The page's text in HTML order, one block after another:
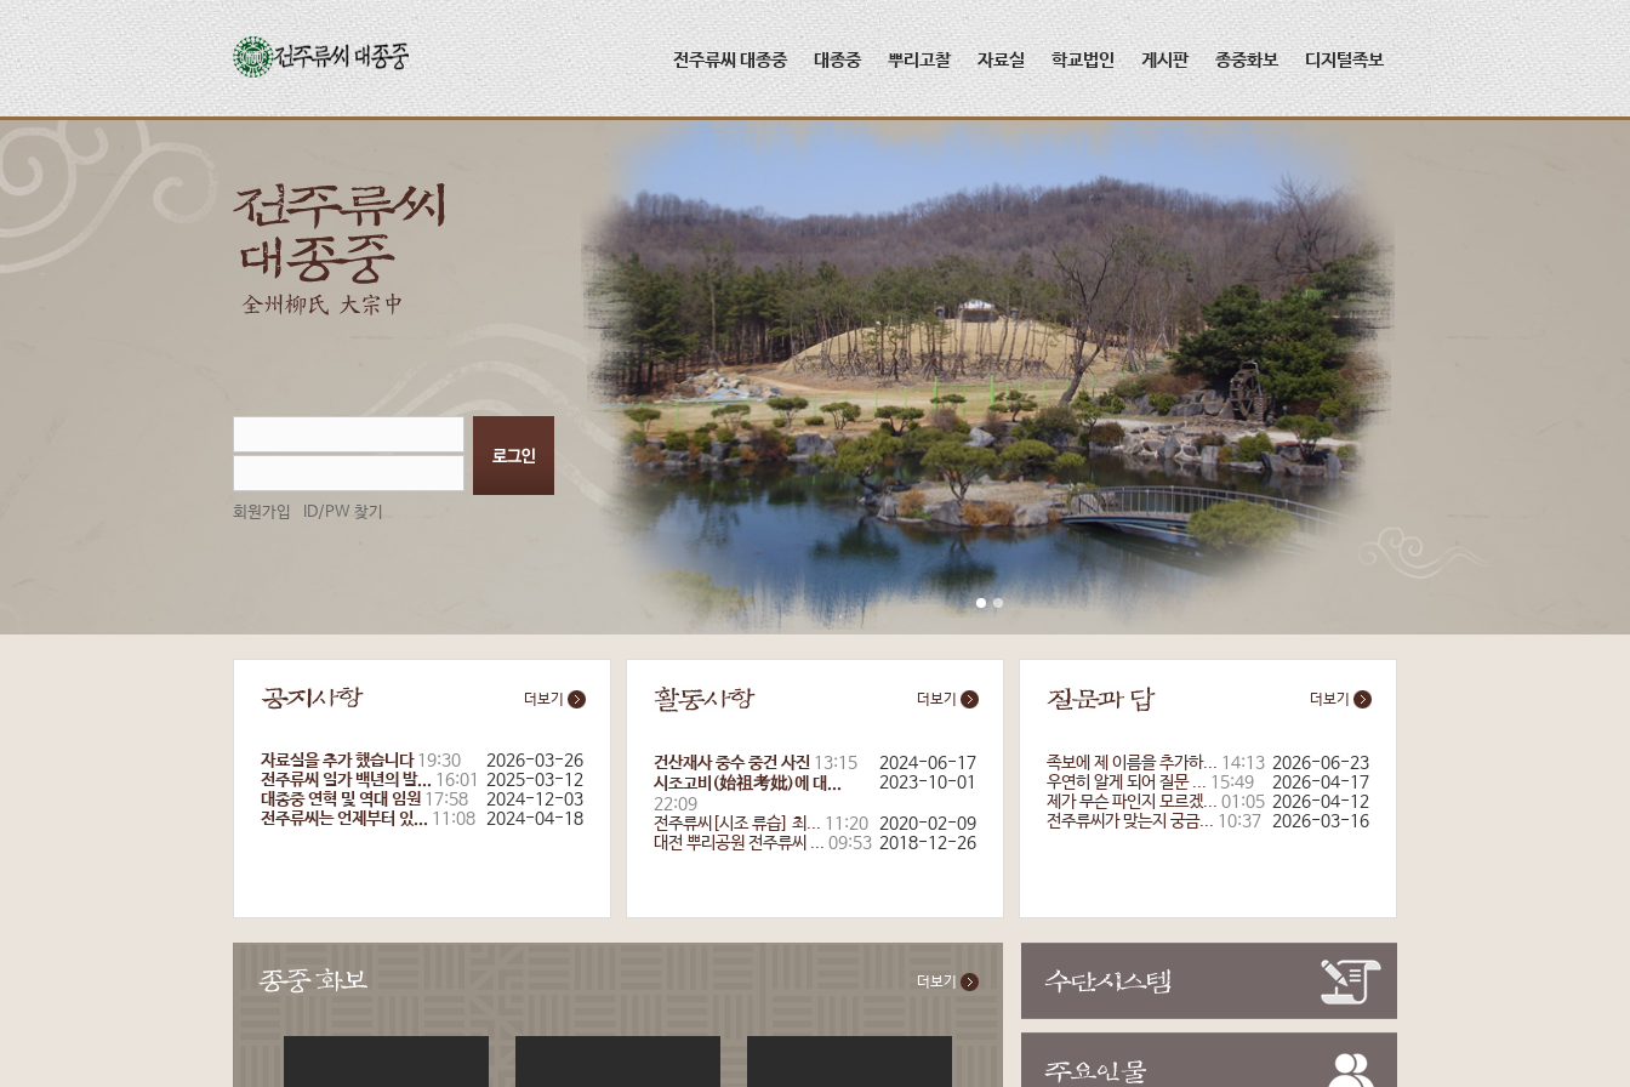
메뉴 건너뛰기
전주류씨 대종중 대종중 뿌리고찰 자료실 학교법인 게시판 종중화보 디지털족보
회원가입 ID/PW 찾기
자료실을 추가 했습니다 2026-03-26
19:30
전주류씨 일가 백년의 발...
2025-03-12
16:01
대종중 연혁 및 역대 임원
2024-12-03
17:58
전주류씨는 언제부터 있...
2024-04-18
11:08
더보기
건산재사 중수 중건 사진 2024-06-17
13:15
시조고비(始祖考妣)에 대...
2023-10-01
22:09
전주류씨[시조 류습] 최...
2020-02-09
11:20
대전 뿌리공원 전주류씨 ...
2018-12-26
09:53
더보기
족보에 제 이름을 추가하... 2026-06-23
14:13
우연히 알게 되어 질문 ...
2026-04-17
15:49
제가 무슨 파인지 모르겠...
2026-04-12
01:05
전주류씨가 맞는지 궁금...
2026-03-16
10:37
더보기
더보기